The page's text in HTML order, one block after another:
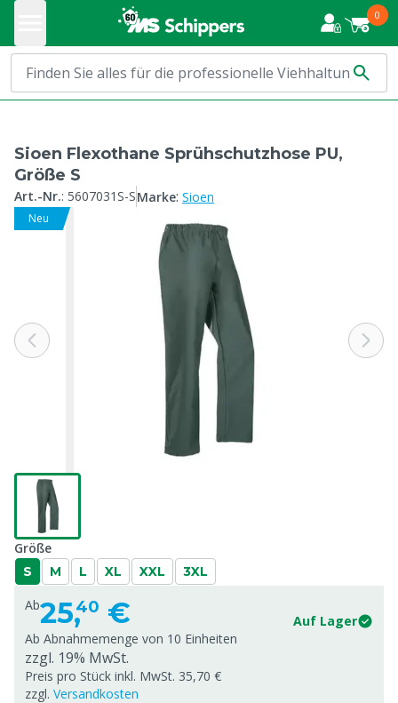
0
Sioen Flexothane Sprühschutzhose PU,
Größe S
Art.-Nr.: 5607031S-SMarke: Sioen
Neu
Größe
S M L XL XXL 3XL
Ab25,40 €
Auf Lager
Ab Abnahmemenge von 10 Einheiten
zzgl. 19% MwSt.
Preis pro Stück inkl. MwSt. 35,70 €
zzgl. Versandkosten